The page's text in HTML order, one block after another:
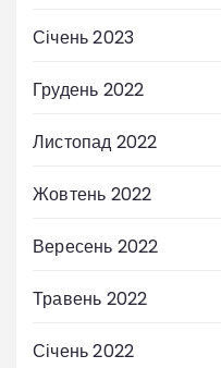
Січень 2023
Грудень 2022
Листопад 2022
Жовтень 2022
Вересень 2022
Травень 2022
Січень 2022